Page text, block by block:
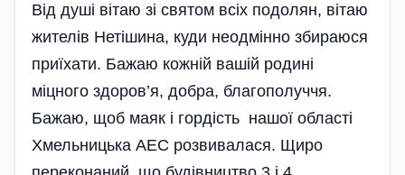
Від душі вітаю зі святом всіх подолян, вітаю
жителів Нетішина, куди неодмінно збираюся
приїхати. Бажаю кожній вашій родині
міцного здоров’я, добра, благополуччя.
Бажаю, щоб маяк і гордість нашої області
Хмельницька АЕС розвивалася. Щиро